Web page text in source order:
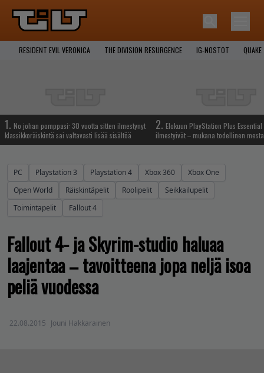
RESIDENT EVIL VERONICA THE DIVISION RESURGENCE IG-NOSTOT QUAKE
1. No johan pomppasi: 30 vuotta sitten ilmestynyt
klassikkoräiskintä sai valtavasti lisää sisältöä
2. Elokuun PlayStation Plus
ilmestyivät – mukana todellinen
PC Playstation 3 Playstation 4 Xbox 360
Xbox One
Open World
Räiskintäpelit Roolipelit
Seikkailupelit
Toimintapelit
Fallout 4
Fallout 4- ja Skyrim-studio haluaa
laajentaa – tavoitteena jopa neljä isoa
peliä vuodessa
22.08.2015 Jouni Hakkarainen